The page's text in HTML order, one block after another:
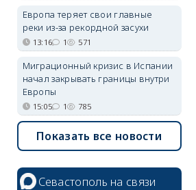
Европа теряет свои главные
реки из-за рекордной засухи
13:16 1 571
Миграционный кризис в Испании
начал закрывать границы внутри
Европы
15:05 1 785
Показать все новости
Севастополь на связи